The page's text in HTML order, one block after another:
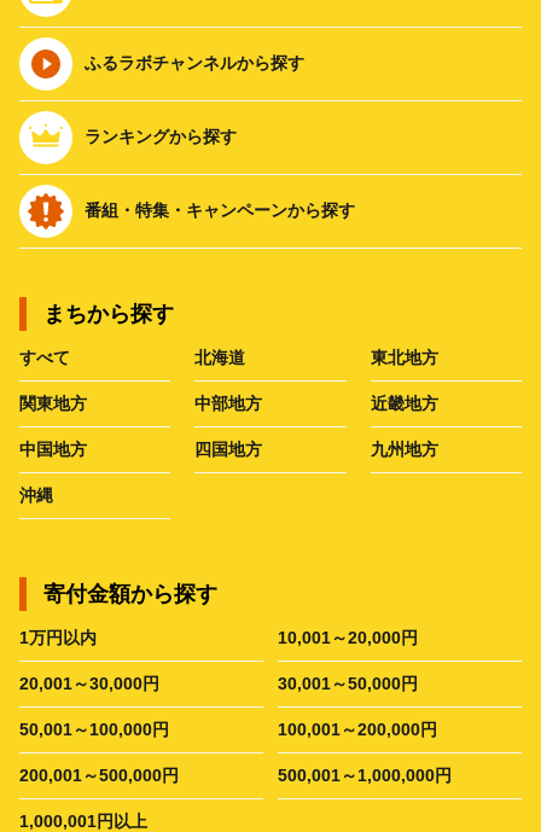
ふるラボチャンネルから探す
ランキングから探す
番組・特集・キャンペーンから探す
まちから探す
すべて 北海道 東北地方
関東地方 中部地方 近畿地方
中国地方 四国地方 九州地方
沖縄
寄付金額から探す
1万円以内 10,001～20,000円
20,001～30,000円 30,001～50,000円
50,001～100,000円 100,001～200,000円
200,001～500,000円 500,001～1,000,000円
1,000,001円以上